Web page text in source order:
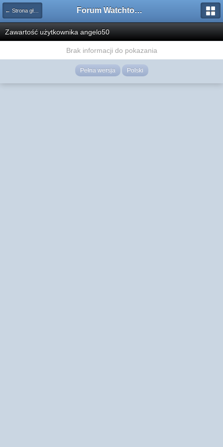
← Strona główna Forum Watchtower
Zawartość użytkownika angelo50
Brak informacji do pokazania
Pełna wersja Polski